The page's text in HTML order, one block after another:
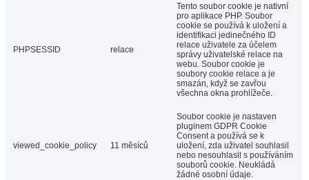
PHPSESSID relace
Tento soubor cookie je nativní
pro aplikace PHP. Soubor
cookie se používá k uložení a
identifikaci jedinečného ID
relace uživatele za účelem
správy uživatelské relace na
webu. Soubor cookie je
soubory cookie relace a je
smazán, když se zavřou
všechna okna prohlížeče.
viewed_cookie_policy 11 měsíců
Soubor cookie je nastaven
pluginem GDPR Cookie
Consent a používá se k
uložení, zda uživatel souhlasil
nebo nesouhlasil s používáním
souborů cookie. Neukládá
žádné osobní údaje.